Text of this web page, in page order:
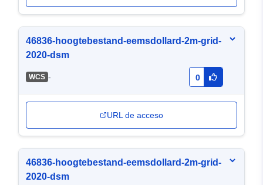
46836-hoogtebestand-eemsdollard-2m-grid-
2020-dsm
WCS - 0
URL de acceso
46836-hoogtebestand-eemsdollard-2m-grid-
2020-dsm